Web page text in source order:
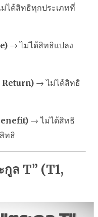
ได้สิทธิทุกประเภทที่
→ ไม่ได้สิทธิแปลง
→ ไม่ได้สิทธิ
→ ไม่ได้สิทธิ
ทธิ
กูล T” (T1,